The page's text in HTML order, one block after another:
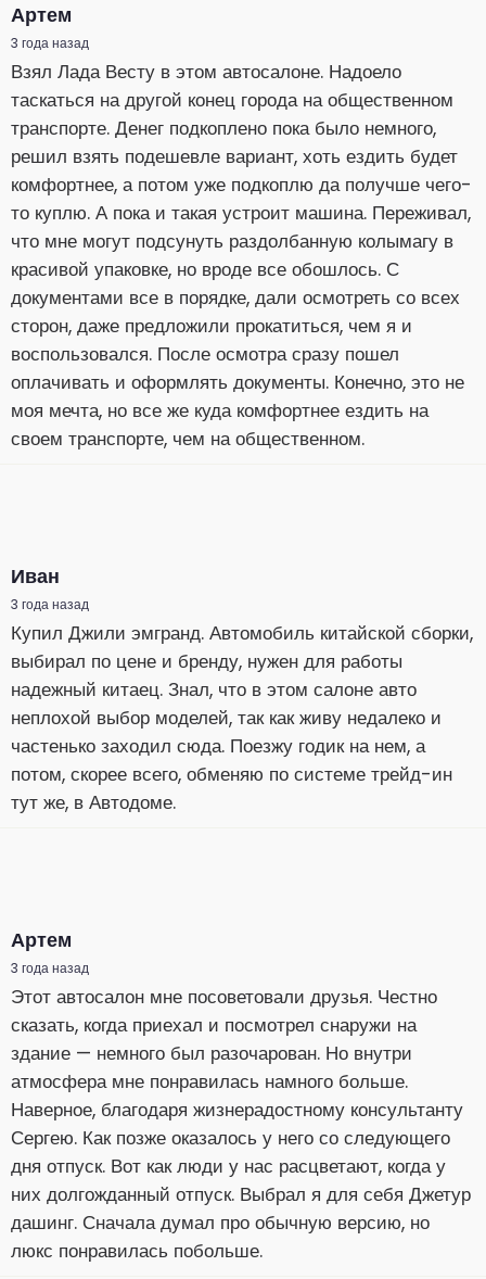
Артем
3 года назад
Взял Лада Весту в этом автосалоне. Надоело
таскаться на другой конец города на общественном
транспорте. Денег подкоплено пока было немного,
решил взять подешевле вариант, хоть ездить будет
комфортнее, а потом уже подкоплю да получше чего-
то куплю. А пока и такая устроит машина. Переживал,
что мне могут подсунуть раздолбанную колымагу в
красивой упаковке, но вроде все обошлось. С
документами все в порядке, дали осмотреть со всех
сторон, даже предложили прокатиться, чем я и
воспользовался. После осмотра сразу пошел
оплачивать и оформлять документы. Конечно, это не
моя мечта, но все же куда комфортнее ездить на
своем транспорте, чем на общественном.
Иван
3 года назад
Купил Джили эмгранд. Автомобиль китайской сборки,
выбирал по цене и бренду, нужен для работы
надежный китаец. Знал, что в этом салоне авто
неплохой выбор моделей, так как живу недалеко и
частенько заходил сюда. Поезжу годик на нем, а
потом, скорее всего, обменяю по системе трейд-ин
тут же, в Автодоме.
Артем
3 года назад
Этот автосалон мне посоветовали друзья. Честно
сказать, когда приехал и посмотрел снаружи на
здание — немного был разочарован. Но внутри
атмосфера мне понравилась намного больше.
Наверное, благодаря жизнерадостному консультанту
Сергею. Как позже оказалось у него со следующего
дня отпуск. Вот как люди у нас расцветают, когда у
них долгожданный отпуск. Выбрал я для себя Джетур
дашинг. Сначала думал про обычную версию, но
люкс понравилась побольше.